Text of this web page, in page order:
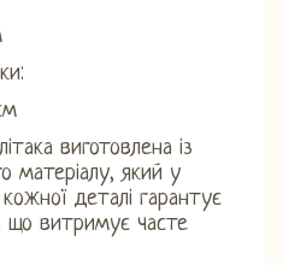
виготовлена ​​із
матеріалу, який у
деталі гарантує
що витримує часте